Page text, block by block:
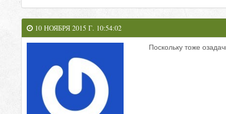
10 НОЯБРЯ 2015 Г. 10:54:02
Поскольку тоже